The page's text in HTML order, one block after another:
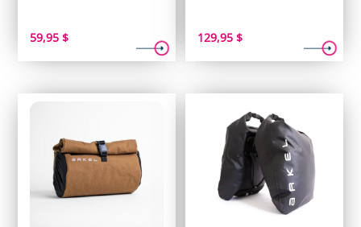
59,95$ 129,95$